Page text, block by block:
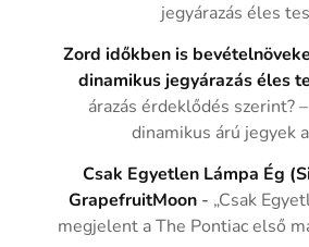
jegyárazás éles
Zord időkben is
dinamikus jegyárazás éles
árazás érdeklődés szerint?
dinamikus árú jegyek
Csak Egyetlen Lámpa Ég
GrapefruitMoon - „Csak
megjelent a The Pontiac első